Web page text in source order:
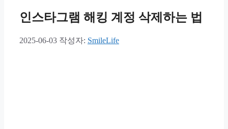
인스타그램 해킹 계정 삭제하는 법
2025-06-03 작성자: SmileLife